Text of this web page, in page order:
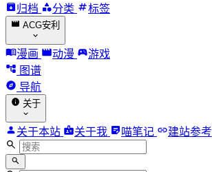
归档 分类 标签
ACG安利
漫画 动漫
游戏
图谱
导航
关于
关于本站 关于我 喵笔记 建站参考